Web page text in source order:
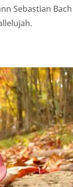
Sebastian Bach